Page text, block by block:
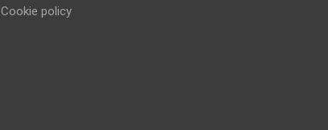
Cookie policy